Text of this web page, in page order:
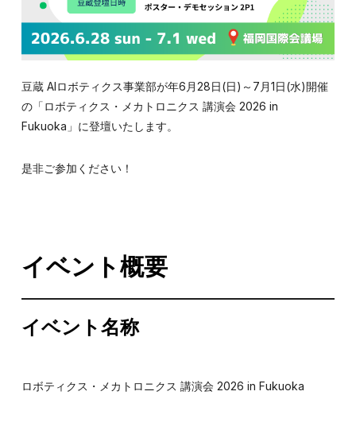
豆蔵 AIロボティクス事業部が年6月28日(日)～7月1日(水)開催
の「ロボティクス・メカトロニクス 講演会 2026 in
Fukuoka」に登壇いたします。
是非ご参加ください！
イベント概要
イベント名称
ロボティクス・メカトロニクス 講演会 2026 in Fukuoka